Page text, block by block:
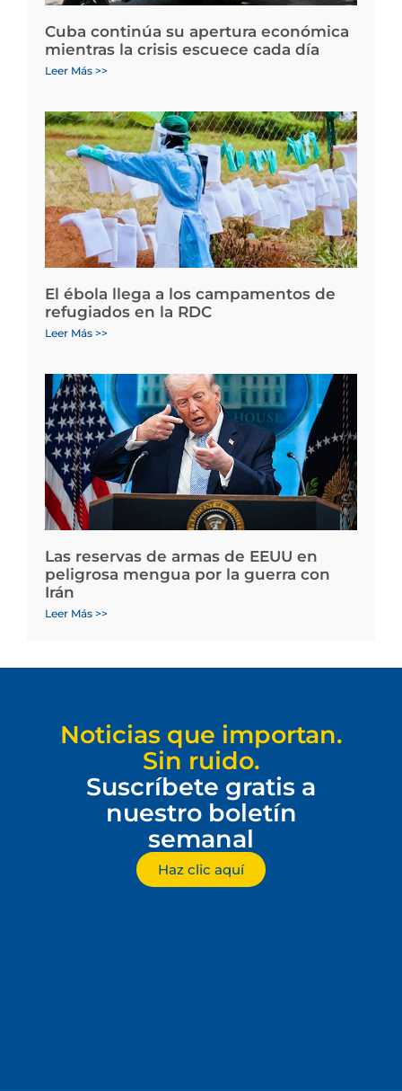
Cuba continúa su apertura económica
mientras la crisis escuece cada día
Leer Más >>
El ébola llega a los campamentos de
refugiados en la RDC
Leer Más >>
Las reservas de armas de EEUU en
peligrosa mengua por la guerra con
Irán
Leer Más >>
Noticias que importan.
Sin ruido.
Suscríbete gratis a
nuestro boletín
semanal
Haz clic aquí